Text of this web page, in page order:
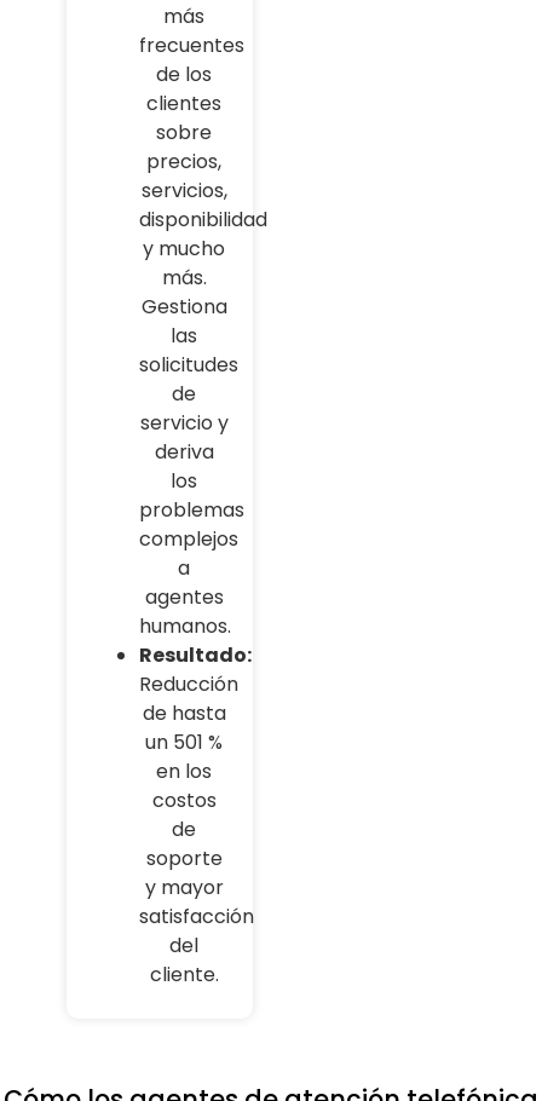
más
frecuentes
de los
clientes
sobre
precios,
servicios,
disponibilidad
y mucho
más.
Gestiona
las
solicitudes
de
servicio y
deriva
los
problemas
complejos
a
agentes
humanos.
Resultado:
Reducción
de hasta
un 501 %
en los
costos
de
soporte
y mayor
satisfacción
del
cliente.